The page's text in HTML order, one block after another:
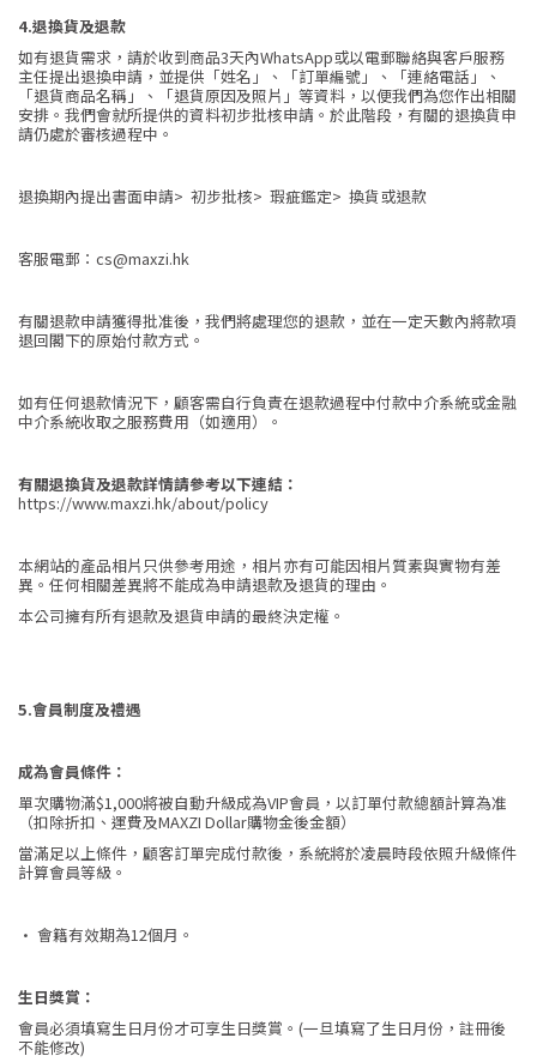
4.退換貨及退款
如有退貨需求，請於收到商品3天內WhatsApp或以電郵聯絡與客戶服務
主任提出退換申請，並提供「姓名」、「訂單編號」、「連絡電話」、
「退貨商品名稱」、「退貨原因及照片」等資料，以便我們為您作出相關
安排。我們會就所提供的資料初步批核申請。於此階段，有關的退換貨申
請仍處於審核過程中。
退換期內提出書面申請> 初步批核> 瑕疵鑑定> 換貨或退款
客服電郵：cs@maxzi.hk
有關退款申請獲得批准後，我們將處理您的退款，並在一定天數內將款項
退回閣下的原始付款方式。
如有任何退款情況下，顧客需自行負責在退款過程中付款中介系統或金融
中介系統收取之服務費用（如適用）。
有關退換貨及退款詳情請參考以下連結：
https://www.maxzi.hk/about/policy
本網站的產品相片只供參考用途，相片亦有可能因相片質素與實物有差
異。任何相關差異將不能成為申請退款及退貨的理由。
本公司擁有所有退款及退貨申請的最終決定權。
5.會員制度及禮遇
成為會員條件：
單次購物滿$1,000將被自動升級成為VIP會員，以訂單付款總額計算為准
（扣除折扣、運費及MAXZI Dollar購物金後金額）
當滿足以上條件，顧客訂單完成付款後，系統將於凌晨時段依照升級條件
計算會員等級。
• 會籍有效期為12個月。
生日獎賞：
會員必須填寫生日月份才可享生日獎賞。(一旦填寫了生日月份，註冊後
不能修改)